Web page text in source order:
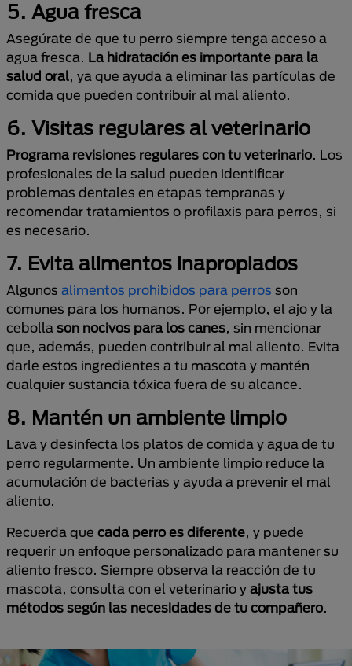
5. Agua fresca
Asegúrate de que tu perro siempre tenga acceso a
agua fresca. La hidratación es importante para la
salud oral, ya que ayuda a eliminar las partículas de
comida que pueden contribuir al mal aliento.
6. Visitas regulares al veterinario
Programa revisiones regulares con tu veterinario. Los
profesionales de la salud pueden identificar
problemas dentales en etapas tempranas y
recomendar tratamientos o profilaxis para perros, si
es necesario.
7. Evita alimentos inapropiados
Algunos alimentos prohibidos para perros son
comunes para los humanos. Por ejemplo, el ajo y la
cebolla son nocivos para los canes, sin mencionar
que, además, pueden contribuir al mal aliento. Evita
darle estos ingredientes a tu mascota y mantén
cualquier sustancia tóxica fuera de su alcance.
8. Mantén un ambiente limpio
Lava y desinfecta los platos de comida y agua de tu
perro regularmente. Un ambiente limpio reduce la
acumulación de bacterias y ayuda a prevenir el mal
aliento.
Recuerda que cada perro es diferente, y puede
requerir un enfoque personalizado para mantener su
aliento fresco. Siempre observa la reacción de tu
mascota, consulta con el veterinario y ajusta tus
métodos según las necesidades de tu compañero.